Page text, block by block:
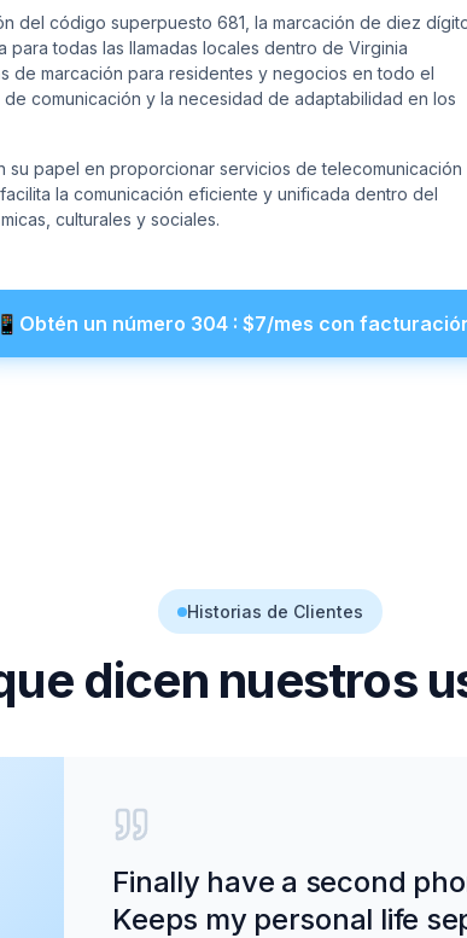
del código superpuesto 681, la marcación de diez
todas las llamadas locales dentro de Virginia
de marcación para residentes y negocios en todo el
comunicación y la necesidad de adaptabilidad en los
papel en proporcionar servicios de telecomunicación
la comunicación eficiente y unificada dentro del
culturales y sociales.
Obtén un número 304 : $7/mes con
Historias de Clientes
dicen nuestros
Finally have a second
Keeps my personal life